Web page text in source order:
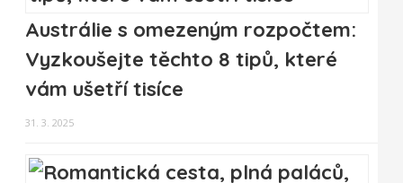
Austrálie s omezeným rozpočtem:
Vyzkoušejte těchto 8 tipů, které
vám ušetří tisíce
31. 3. 2025